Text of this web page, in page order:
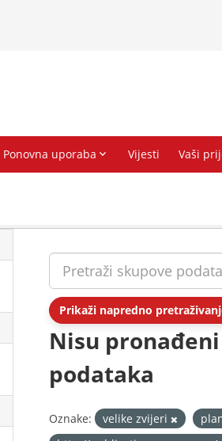
Prikaži napredno
Nisu
podataka
Oznake: velike zvijeri